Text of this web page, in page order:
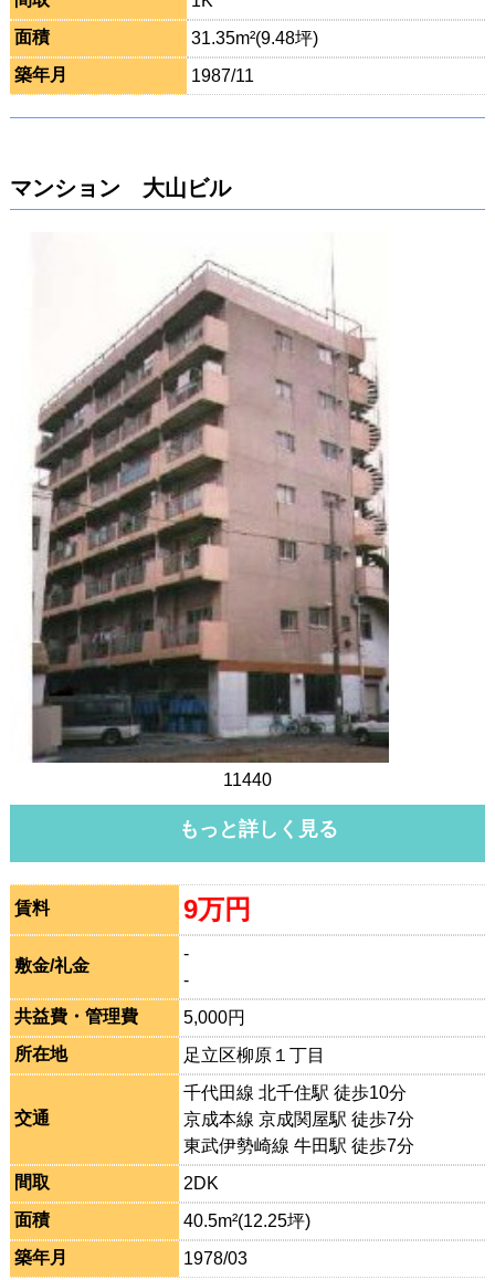
面積
31.35m²(9.48坪)
築年月
1987/11
マンション 大山ビル
11440
もっと詳しく見る
賃料 9万円
敷金/礼金
-
-
共益費・管理費
5,000円
所在地
足立区柳原１丁目
交通
千代田線 北千住駅 徒歩10分
京成本線 京成関屋駅 徒歩7分
東武伊勢崎線 牛田駅 徒歩7分
間取
2DK
面積
40.5m²(12.25坪)
築年月
1978/03